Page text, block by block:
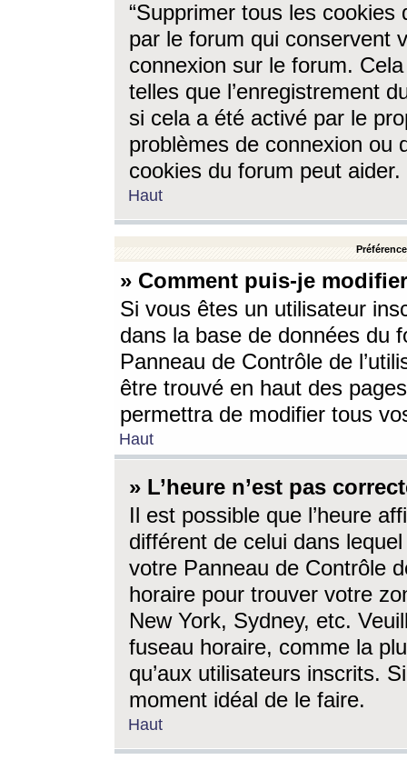
“Supprimer tous les cookies
par le forum qui conservent
connexion sur le forum.
telles que l’enregistrement
si cela a été activé par le
problèmes de connexion ou
cookies du forum peut aider.
Haut
» Comment puis-je
Si vous êtes un utilisateur
dans la base de données du
Panneau de Contrôle de
être trouvé en haut des
permettra de modifier tous
Haut
» L’heure n’est pas
Il est possible que l’heure
différent de celui dans
votre Panneau de Contrôle
horaire pour trouver votre
New York, Sydney, etc.
fuseau horaire, comme la
qu’aux utilisateurs inscrits.
moment idéal de le faire.
Haut